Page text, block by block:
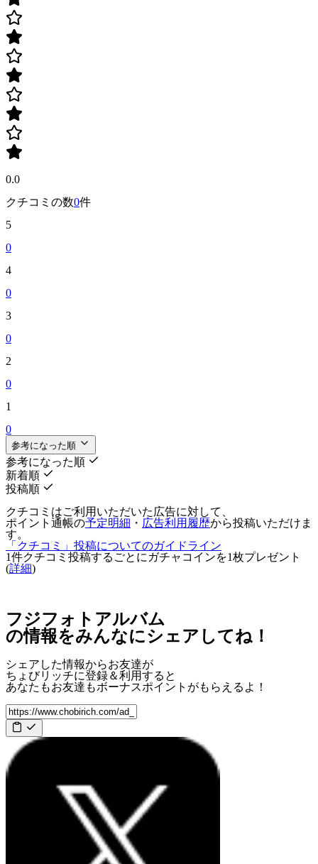
0.0
クチコミの数0件
5
0
4
0
3
0
2
0
1
0
参考になった順
参考になった順
新着順
投稿順
クチコミはご利用いただいた広告に対して、
ポイント通帳の予定明細 ・ 広告利用履歴から投稿いただけま
す。
「クチコミ」投稿についてのガイドライン
1件クチコミ投稿するごとに ガチャコインを1枚プレゼント
(詳細)
フジフォトアルバム
の情報をみんなにシェアしてね！
シェアした情報からお友達が
ちょびリッチに登録＆利用すると
あなたもお友達もボーナスポイント がもらえるよ！